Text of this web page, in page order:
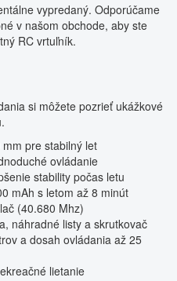
vypredaný. Odporúčame
v našom obchode, aby ste
RC vrtuľník.
si môžete pozrieť ukážkové
pre stabilný let
ovládanie
stability počas letu
mAh s letom až 8 minút
(40.680 Mhz)
náhradné listy a skrutkovač
a dosah ovládania až 25
lietanie